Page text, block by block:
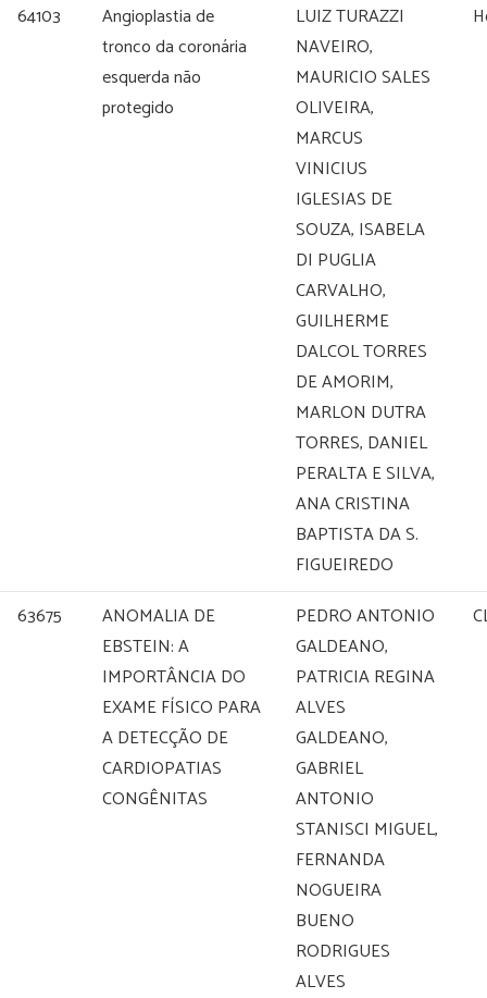
64103
Angioplastia de
tronco da coronária
esquerda não
protegido
LUIZ TURAZZI
NAVEIRO,
MAURICIO SALES
OLIVEIRA,
MARCUS
VINICIUS
IGLESIAS DE
SOUZA, ISABELA
DI PUGLIA
CARVALHO,
GUILHERME
DALCOL TORRES
DE AMORIM,
MARLON DUTRA
TORRES, DANIEL
PERALTA E SILVA,
ANA CRISTINA
BAPTISTA DA S.
FIGUEIREDO
63675
ANOMALIA DE
EBSTEIN: A
IMPORTÂNCIA DO
EXAME FÍSICO PARA
A DETECÇÃO DE
CARDIOPATIAS
CONGÊNITAS
PEDRO ANTONIO
GALDEANO,
PATRICIA REGINA
ALVES
GALDEANO,
GABRIEL
ANTONIO
STANISCI MIGUEL,
FERNANDA
NOGUEIRA
BUENO
RODRIGUES
ALVES